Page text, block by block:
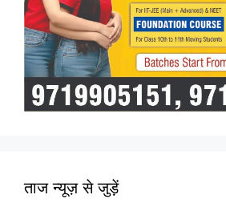
ताज न्यूज़ से जुड़ें